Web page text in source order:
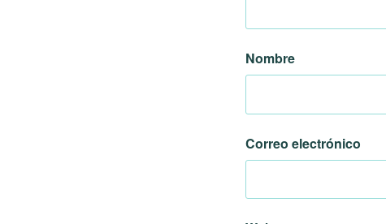
Nombre
Correo electrónico